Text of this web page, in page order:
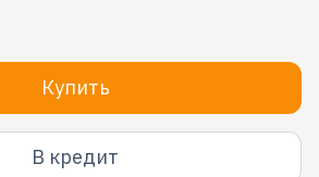
Купить
В кредит